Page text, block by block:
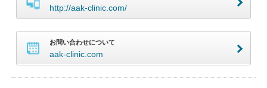
http://aak-clinic.com/
お問い合わせについて
aak-clinic.com